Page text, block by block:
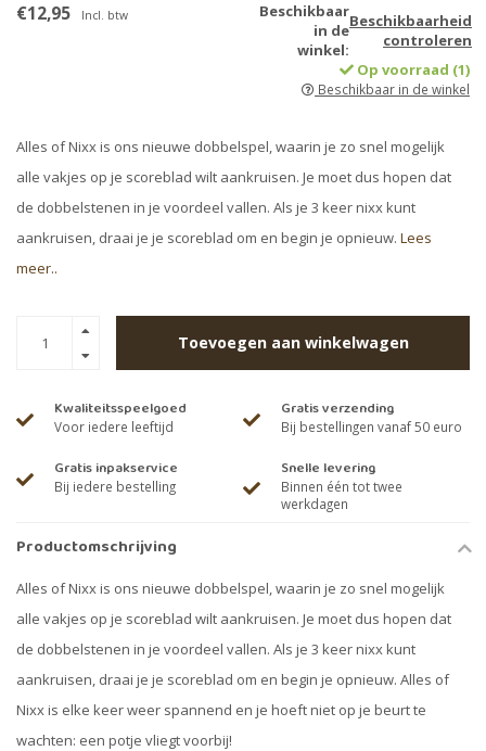
€12,95 Incl. btw
Beschikbaar
in de
winkel:
Beschikbaarheid
controleren
Op voorraad (1)
Beschikbaar in de winkel
Alles of Nixx is ons nieuwe dobbelspel, waarin je zo snel mogelijk
alle vakjes op je scoreblad wilt aankruisen. Je moet dus hopen dat
de dobbelstenen in je voordeel vallen. Als je 3 keer nixx kunt
aankruisen, draai je je scoreblad om en begin je opnieuw. Lees
meer..
Toevoegen aan winkelwagen
Kwaliteitsspeelgoed
Voor iedere leeftijd
Gratis verzending
Bij bestellingen vanaf 50 euro
Gratis inpakservice
Bij iedere bestelling
Snelle levering
Binnen één tot twee
werkdagen
Productomschrijving
Alles of Nixx is ons nieuwe dobbelspel, waarin je zo snel mogelijk
alle vakjes op je scoreblad wilt aankruisen. Je moet dus hopen dat
de dobbelstenen in je voordeel vallen. Als je 3 keer nixx kunt
aankruisen, draai je je scoreblad om en begin je opnieuw. Alles of
Nixx is elke keer weer spannend en je hoeft niet op je beurt te
wachten: een potje vliegt voorbij!